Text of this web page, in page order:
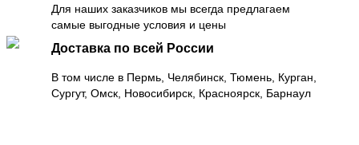
Для наших заказчиков мы всегда предлагаем
самые выгодные условия и цены
Доставка по всей России
В том числе в Пермь, Челябинск, Тюмень, Курган,
Сургут, Омск, Новосибирск, Красноярск, Барнаул